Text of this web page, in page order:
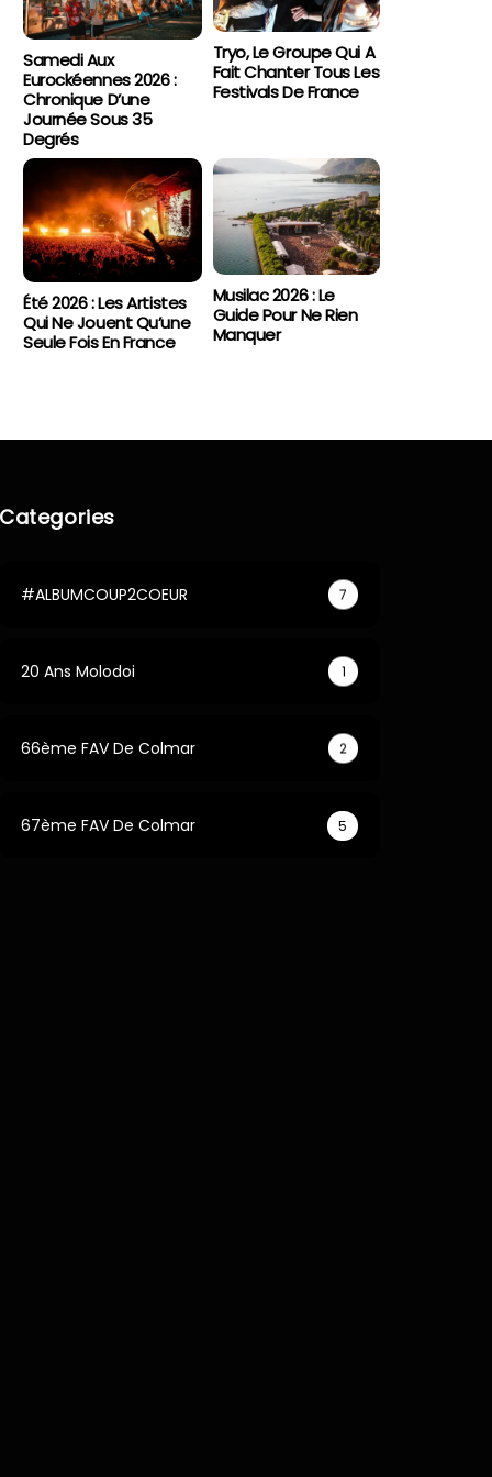
Samedi Aux
Eurockéennes 2026 :
Chronique D’une
Journée Sous 35
Degrés
Tryo, Le Groupe Qui A
Fait Chanter Tous Les
Festivals De France
Été 2026 : Les Artistes
Qui Ne Jouent Qu’une
Seule Fois En France
Musilac 2026 : Le
Guide Pour Ne Rien
Manquer
Categories
#ALBUMCOUP2COEUR 7
20 Ans Molodoi 1
66ème FAV De Colmar 2
67ème FAV De Colmar 5